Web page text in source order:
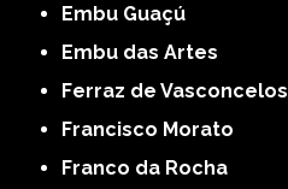
Embu Guaçú
Embu das Artes
Ferraz de Vasconcelos
Francisco Morato
Franco da Rocha